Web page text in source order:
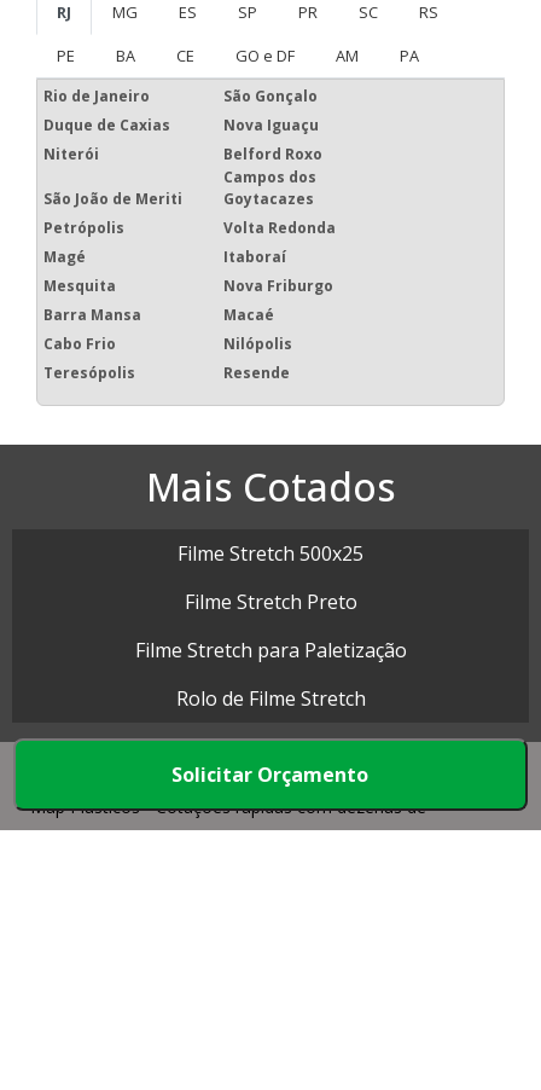
Solicitar Orçamento
RJ MG ES SP PR SC
RS
PE
BA CE GO e DF AM PA
Rio de Janeiro
São Gonçalo
Duque de Caxias
Nova Iguaçu
Niterói
Belford Roxo
São João de Meriti
Campos dos
Goytacazes
Petrópolis
Volta Redonda
Magé
Itaboraí
Mesquita
Nova Friburgo
Barra Mansa
Macaé
Cabo Frio
Nilópolis
Teresópolis
Resende
Mais Cotados
Filme Stretch 500x25
Filme Stretch Preto
Filme Stretch para Paletização
Rolo de Filme Stretch
Map Plásticos - Cotações rápidas com dezenas de